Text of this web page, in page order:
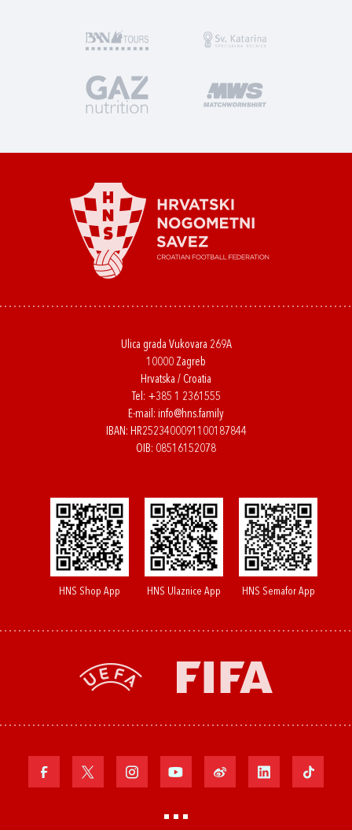
Ulica grada Vukovara 269A
10000 Zagreb
Hrvatska / Croatia
Tel: +385 1 2361555
E-mail: info@hns.family
IBAN: HR2523400091100187844
OIB: 08516152078
HNS Shop App HNS Ulaznice App HNS Semafor App